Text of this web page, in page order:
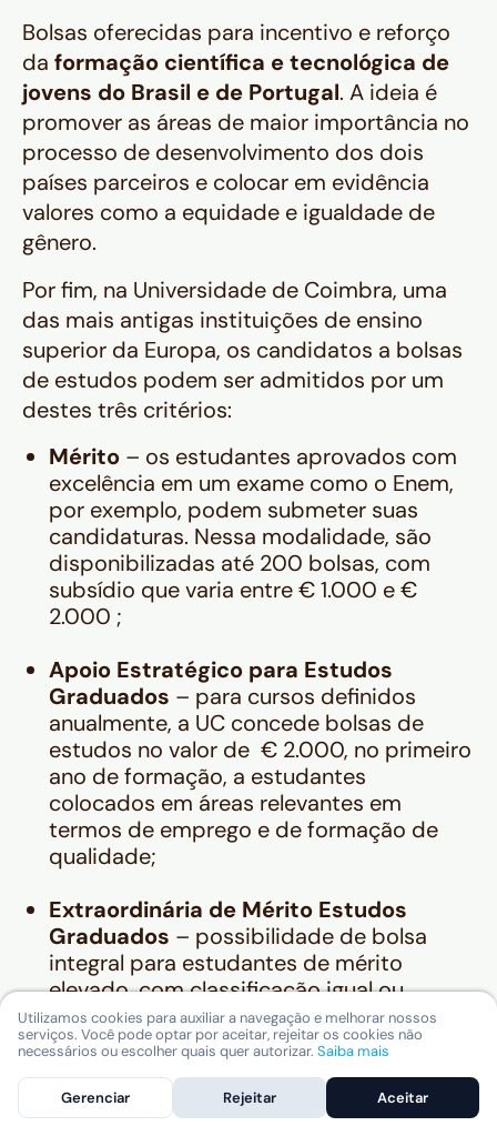
Bolsas oferecidas para incentivo e reforço
da formação científica e tecnológica de
jovens do Brasil e de Portugal. A ideia é
promover as áreas de maior importância no
processo de desenvolvimento dos dois
países parceiros e colocar em evidência
valores como a equidade e igualdade de
gênero.
Por fim, na Universidade de Coimbra, uma
das mais antigas instituições de ensino
superior da Europa, os candidatos a bolsas
de estudos podem ser admitidos por um
destes três critérios:
Mérito – os estudantes aprovados com
excelência em um exame como o Enem,
por exemplo, podem submeter suas
candidaturas. Nessa modalidade, são
disponibilizadas até 200 bolsas, com
subsídio que varia entre € 1.000 e €
2.000 ;
Apoio Estratégico para Estudos
Graduados – para cursos definidos
anualmente, a UC concede bolsas de
estudos no valor de € 2.000, no primeiro
ano de formação, a estudantes
colocados em áreas relevantes em
termos de emprego e de formação de
qualidade;
Extraordinária de Mérito Estudos
Graduados – possibilidade de bolsa
integral para estudantes de mérito
elevado, com classificação igual ou
superior a 180 pontos e que comprovem
não ter condições de arcar com os
custos acadêmicos.
Utilizamos cookies para auxiliar a navegação e melhorar nossos
serviços. Você pode optar por aceitar, rejeitar os cookies não
necessários ou escolher quais quer autorizar. Saiba mais
Gerenciar Rejeitar Aceitar